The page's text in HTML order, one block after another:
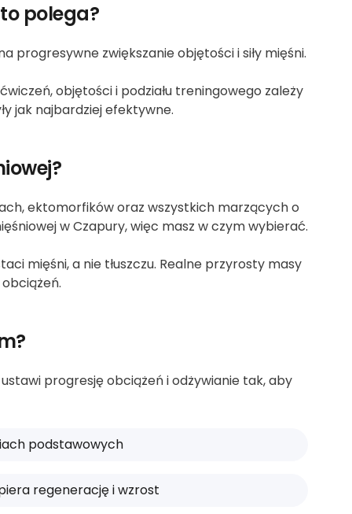
polega?
progresywne zwiększanie objętości i siły mięśni.
objętości i podziału treningowego zależy
jak najbardziej efektywne.
ektomorfików oraz wszystkich marzących o
w Czapury, więc masz w czym wybierać.
mięśni, a nie tłuszczu. Realne przyrosty masy
progresję obciążeń i odżywianie tak, aby
podstawowych
regenerację i wzrost